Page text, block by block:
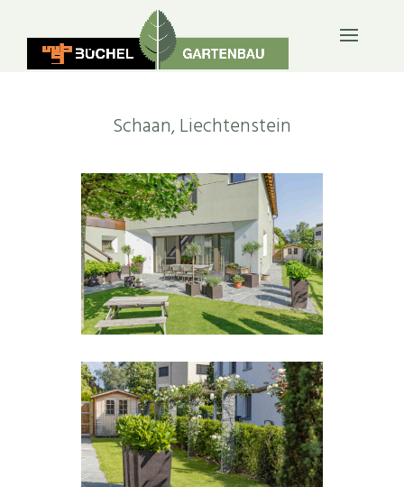
PRIVATGÄRTEN
Schaan, Liechtenstein